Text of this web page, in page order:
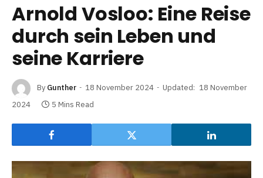
Arnold Vosloo: Eine Reise
durch sein Leben und
seine Karriere
By Gunther 18 November 2024 Updated: 18 November
2024
5 Mins Read